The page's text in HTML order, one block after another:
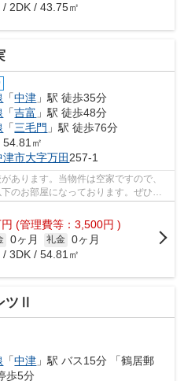
/ 2DK / 43.75㎡
「中津 」駅 徒歩35分
「吉富 」駅 徒歩48分
「三毛門 」駅 徒歩76分
㎡
津市大字万田 257-1
あります。当物件は空家ですので、
のお部屋になっております。ぜひご
探...
円 (管理費等：3,500円 )
0ヶ月 礼金 0ヶ月
/ 3DK / 54.81㎡
ツⅡ
「中津 」駅 バス15分 「鶴居郵
歩5分